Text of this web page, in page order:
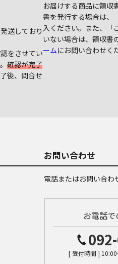
送しており
をさせてい
確認が完了
後、問合せ
お届けする商品に領収
書を発行する場合は、
入ください。また、「
いない場合は、領収書
ームにお問い合わせく
お問い合わせ
電話またはお問い合わ
お電話
[ 受付時間 ] 10:00